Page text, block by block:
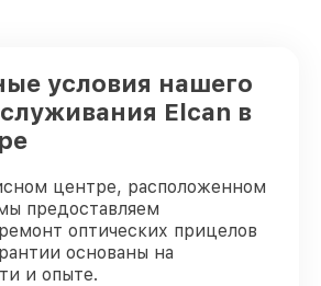
условия нашего
Elcan в
центре, расположенном
предоставляем
оптических прицелов
основаны на
и опыте.